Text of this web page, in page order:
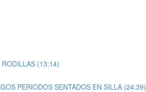
(13:14)
PERIODOS SENTADOS EN SILLA (24:39)